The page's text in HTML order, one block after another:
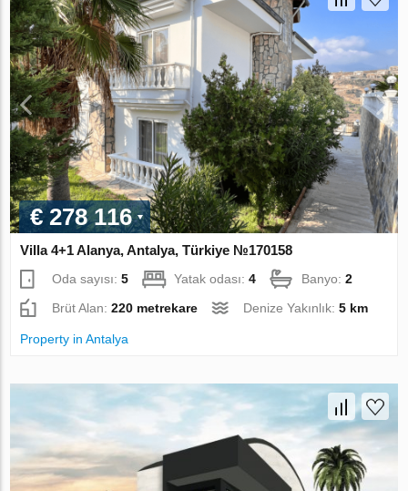
€ 278 116
Villa 4+1 Alanya, Antalya, Türkiye №170158
Oda sayısı:5 Yatak odası:4 Banyo:2
Brüt Alan:220 metrekare Denize Yakınlık:5 km
Property in Antalya